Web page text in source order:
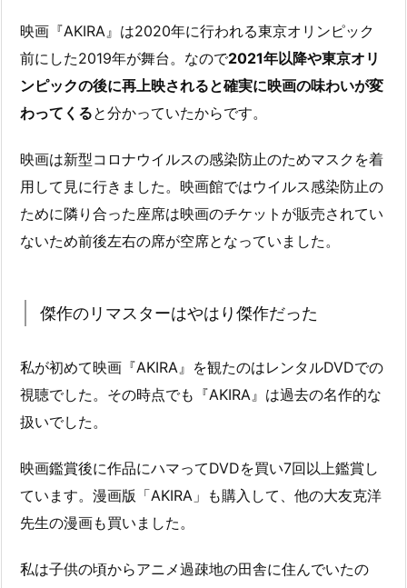
映画『AKIRA』は2020年に行われる東京オリンピック
前にした2019年が舞台。なので2021年以降や東京オリ
ンピックの後に再上映されると確実に映画の味わいが変
わってくると分かっていたからです。
映画は新型コロナウイルスの感染防止のためマスクを着
用して見に行きました。映画館ではウイルス感染防止の
ために隣り合った座席は映画のチケットが販売されてい
ないため前後左右の席が空席となっていました。
傑作のリマスターはやはり傑作だった
私が初めて映画『AKIRA』を観たのはレンタルDVDでの
視聴でした。その時点でも『AKIRA』は過去の名作的な
扱いでした。
映画鑑賞後に作品にハマってDVDを買い7回以上鑑賞し
ています。漫画版「AKIRA」も購入して、他の大友克洋
先生の漫画も買いました。
私は子供の頃からアニメ過疎地の田舎に住んでいたの